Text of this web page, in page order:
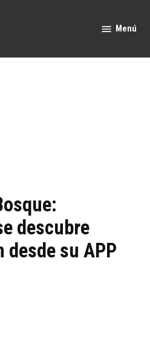
Menú
descubre
desde su APP